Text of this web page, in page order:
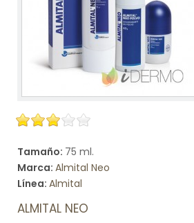
Tamaño: 75 ml.
Marca: Almital Neo
Línea: Almital
ALMITAL NEO